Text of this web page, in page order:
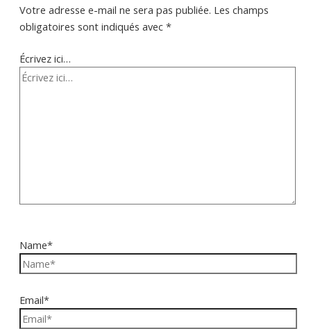
Votre adresse e-mail ne sera pas publiée. Les champs
obligatoires sont indiqués avec *
Écrivez ici…
Name*
Email*